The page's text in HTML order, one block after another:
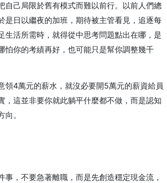
自己局限於舊有模式而難以前行。以前人們總
是日以繼夜的加班，期待被主管看見，追逐每
活所需時，就得從中思考問題點出在哪，是
怕你的考績再好，也可能只是幫你調整幾千
領4萬元的薪水，就沒必要開5萬元的薪資給員
這並非要你就此躺平什麼都不做，而是認知
。
，不要急著離職，而是先創造穩定現金流，